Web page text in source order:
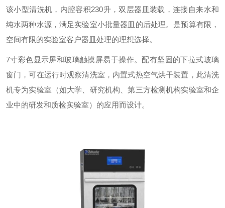
该小型清洗机，内腔容积230升，双层器皿装载，连接自来水和
纯水两种水源，满足实验室小批量器皿的后处理。是预算有限，
空间有限的实验室客户器皿处理的理想选择。
7寸彩色显示屏和玻璃触摸屏易于操作。配有坚固的下拉式玻璃
窗门，可在运行时观察清洗室，内置式热空气烘干装置，此清洗
机专为实验室（如大学、研究机构、第三方检测机构实验室和企
业中的研发和质检实验室）的应用而设计。